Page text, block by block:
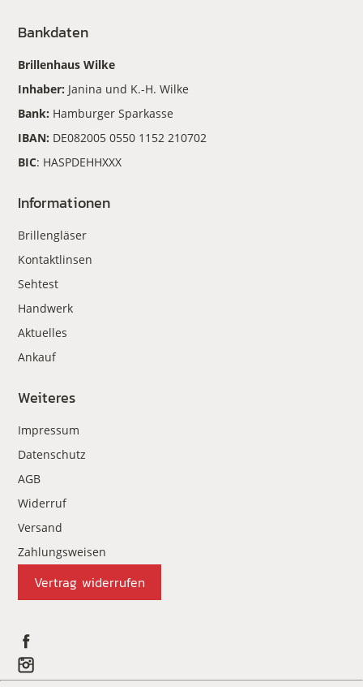
Bankdaten
Brillenhaus Wilke
Inhaber: Janina und K.-H. Wilke
Bank: Hamburger Sparkasse
IBAN: DE082005 0550 1152 210702
BIC: HASPDEHHXXX
Informationen
Brillengläser
Kontaktlinsen
Sehtest
Handwerk
Aktuelles
Ankauf
Weiteres
Impressum
Datenschutz
AGB
Widerruf
Versand
Zahlungsweisen
Vertrag widerrufen